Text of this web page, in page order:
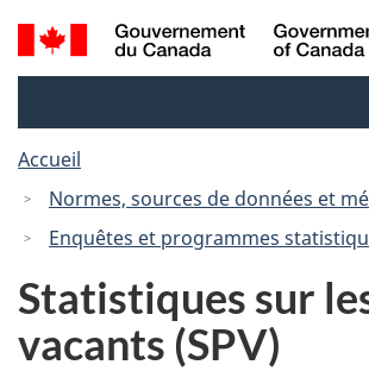
Passer
au
Passer
à
Recherche
et
Accueil
Normes, sources de données et
Enquêtes et programmes
Statistiques sur
vacants (SPV)